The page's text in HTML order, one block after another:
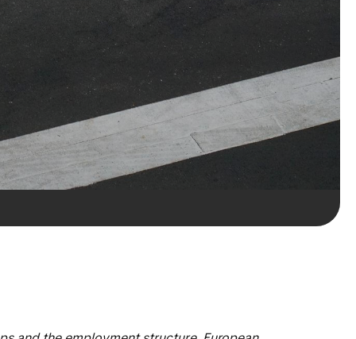
και η